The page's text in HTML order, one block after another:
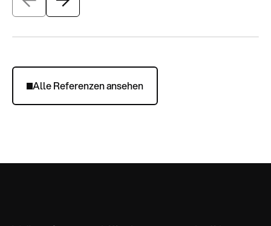
Alle Referenzen ansehen